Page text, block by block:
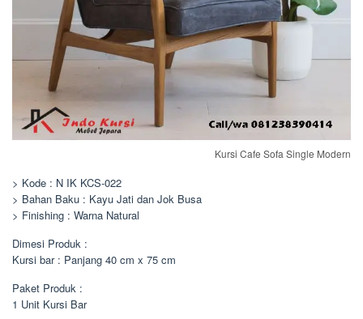
Kursi Cafe Sofa Single Modern
> Kode : N IK KCS-022
> Bahan Baku : Kayu Jati dan Jok Busa
> Finishing : Warna Natural
Dimesi Produk :
Kursi bar : Panjang 40 cm x 75 cm
Paket Produk :
1 Unit Kursi Bar